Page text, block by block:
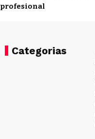
profesional
Categorias